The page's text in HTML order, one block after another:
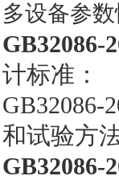
多设备参
GB32086-
计标准：
GB32086-
和试验方
GB32086-